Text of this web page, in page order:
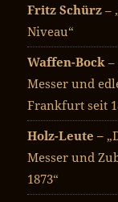
Fritz Schürz–
Niveau“
Waffen-Bock
Messer und
Frankfurt seit
Holz-Leute –
Messer und
1873“